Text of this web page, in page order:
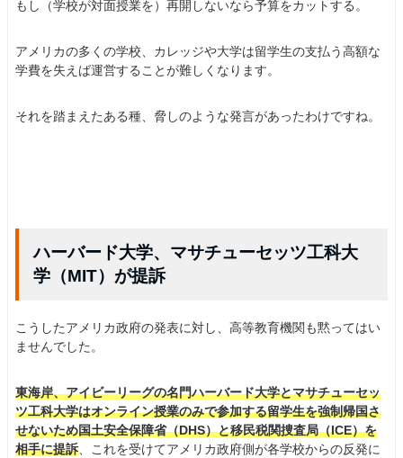
もし（学校が対面授業を）再開しないなら予算をカットする。
アメリカの多くの学校、カレッジや大学は留学生の支払う高額な
学費を失えば運営することが難しくなります。
それを踏まえたある種、脅しのような発言があったわけですね。
ハーバード大学、マサチューセッツ工科大
学（MIT）が提訴
こうしたアメリカ政府の発表に対し、高等教育機関も黙ってはい
ませんでした。
東海岸、アイビーリーグの名門ハーバード大学とマサチューセッ
ツ工科大学はオンライン授業のみで参加する留学生を強制帰国さ
せないため国土安全保障省（DHS）と移民税関捜査局（ICE）を
相手に提訴、これを受けてアメリカ政府側が各学校からの反発に